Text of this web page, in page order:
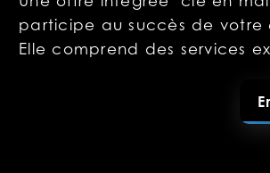
participe au succès de votre
Elle comprend des services